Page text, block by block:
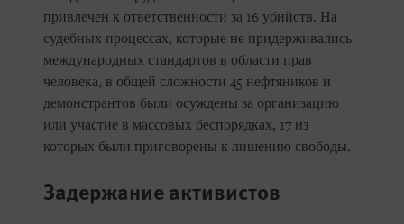
привлечен к ответственности за 16 убийств. На
судебных процессах, которые не придерживались
международных стандартов в области прав
человека, в общей сложности 45 нефтяников и
демонстрантов были осуждены за организацию
или участие в массовых беспорядках, 17 из
которых были приговорены к лишению свободы.
Задержание активистов